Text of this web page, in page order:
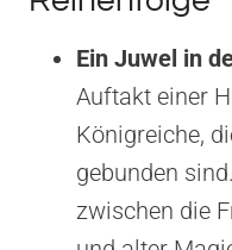
Ein Juwel in
Auftakt einer
Königreiche,
gebunden
zwischen die